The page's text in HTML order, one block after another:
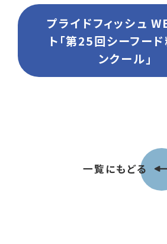
プライドフィッシュ
ト「第25回シーフー
ンクール」
一覧にもどる